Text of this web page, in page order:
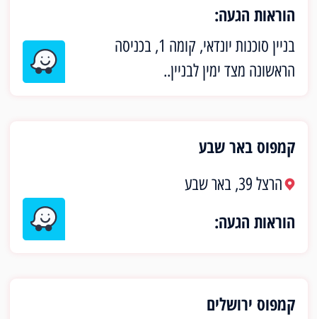
הוראות הגעה:
בניין סוכנות יונדאי, קומה 1, בכניסה
הראשונה מצד ימין לבניין..
קמפוס באר שבע
הרצל 39, באר שבע
הוראות הגעה:
קמפוס ירושלים